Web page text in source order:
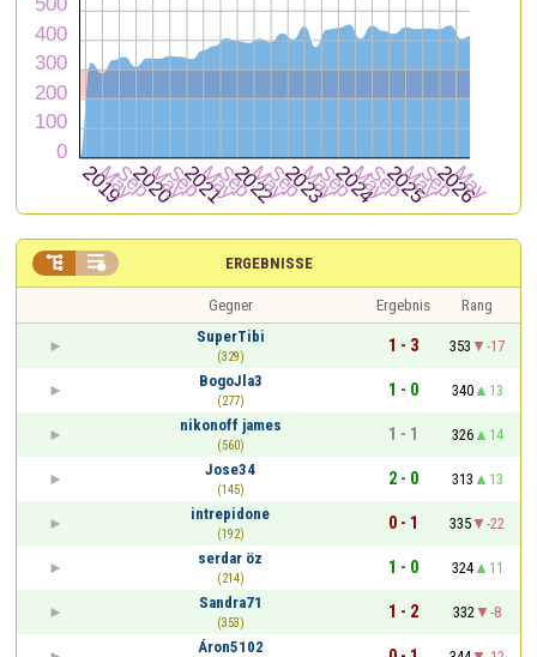
ERGEBNISSE
 
Gegner Ergebnis
Rang
SuperTibi
(329)
1 - 3 353
-17
BogoJla3
(277)
1 - 0 340
13
nikonoff james
(560)
1 - 1 326
14
Jose34
(145)
2 - 0 313
13
intrepidone
(192)
0 - 1 335
-22
serdar öz
(214)
1 - 0 324
11
Sandra71
(353)
1 - 2 332
-8
Áron5102